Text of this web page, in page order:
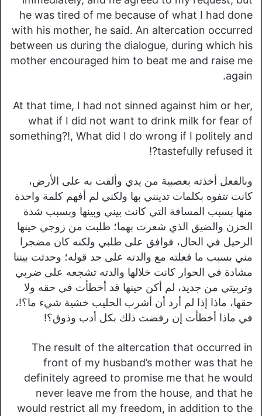
he was tired of me because of what I had done
with his mother, he said. An altercation occurred
between us during the dialogue, during which his
mother encouraged him to beat me and raise me
again.
At that time, I had not sinned against him or her,
what if I did not want to drink milk for fear of
something?!, What did I do wrong if I politely and
tastefully refused it?!
وبالفعل أخذته بعصبية من يدي وألقت به على الأرض،
كانت تتفوه بكلمات تدينني بها ولكني لم أفهم كلمة واحدة
منها بسبب المسافة التي كانت بيني وبينها وبسبب شدة
الحزن والضيق الذي شعرت بهما؛ طلبت من زوجي حينها
الرحيل في الحال، فوافق على طلبي ولكنه كان مضجرا
مني بسبب ما فعلته مع والدته على حد قوله؛ وحدثت بيننا
مشادة في الحوار كانت خلالها والدته تشجعه على ضربي
وتربيتي من جديد، لم أكن حينها قد أخطأت في حقه ولا
حقها، ماذا إذا لم أرد أن أشرب الحليب خشية شيء ما؟!،
في ماذا أخطأت إن رفضت ذلك بكل أدب وذوق؟!
The result of the altercation that occurred in
front of my husband’s mother was that he
definitely agreed to promise me that he would
never leave me from the house, and that he
would restrict all my freedom, in addition to the